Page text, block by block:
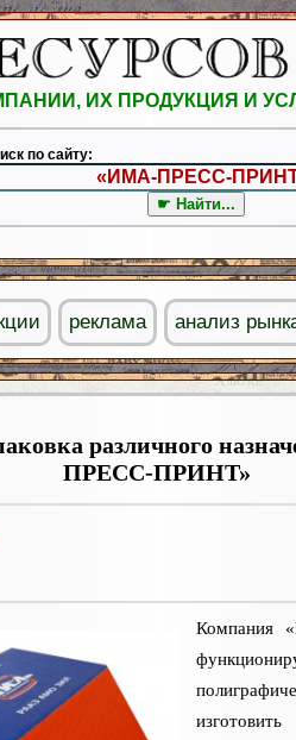
различного
ПРЕСС-ПРИНТ»
Компания
ИХ ПРОДУКЦИЯ И
по сайту:
реклама анализ